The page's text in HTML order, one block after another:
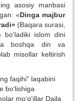
asosiy manbasi
«Dinga majbur
(Baqara surasi,
islom dini
boshqa din va
misollar keltirish
faqihi” laqabini
bo‘lishiga
mo‘g‘illar Dajla